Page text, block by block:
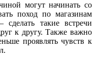
могут начинать со
поход по магазинам
сделать такие встречи
к другу. Также важно
проявлять чувств к